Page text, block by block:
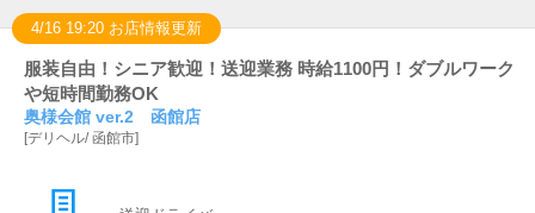
4/16 19:20 お店情報更新
服装自由！シニア歓迎！送迎業務 時給1100円！ダブルワーク
や短時間勤務OK
奥様会館 ver.2 函館店
[デリヘル/函館市]